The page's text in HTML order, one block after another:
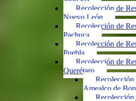
Recolección de
Nuevo León
Recolección de
Pachuca
Recolección de
Puebla
Recolección de
Querétaro
Recolección
Amealco de
Recolección